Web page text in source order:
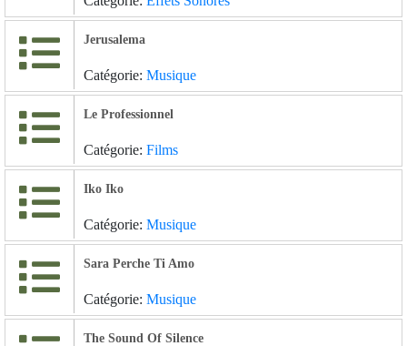
Jerusalema
Catégorie: Musique
Le Professionnel
Catégorie: Films
Iko Iko
Catégorie: Musique
Sara Perche Ti Amo
Catégorie: Musique
The Sound Of Silence